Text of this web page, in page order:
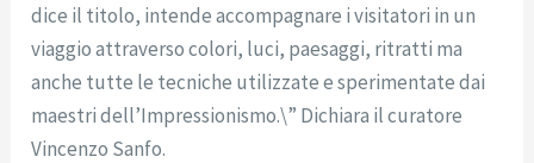
dice il titolo, intende accompagnare i visitatori in un
viaggio attraverso colori, luci, paesaggi, ritratti ma
anche tutte le tecniche utilizzate e sperimentate dai
maestri dell’Impressionismo.\” Dichiara il curatore
Vincenzo Sanfo.